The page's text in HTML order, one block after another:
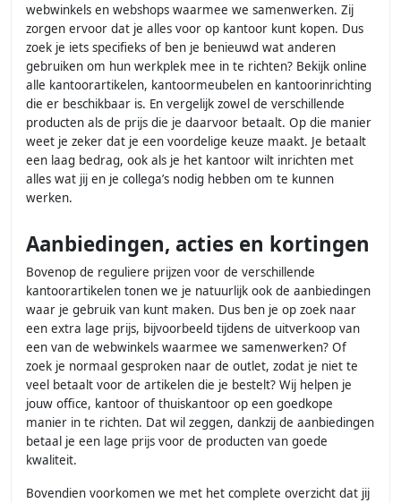
webwinkels en webshops waarmee we samenwerken. Zij
zorgen ervoor dat je alles voor op kantoor kunt kopen. Dus
zoek je iets specifieks of ben je benieuwd wat anderen
gebruiken om hun werkplek mee in te richten? Bekijk online
alle kantoorartikelen, kantoormeubelen en kantoorinrichting
die er beschikbaar is. En vergelijk zowel de verschillende
producten als de prijs die je daarvoor betaalt. Op die manier
weet je zeker dat je een voordelige keuze maakt. Je betaalt
een laag bedrag, ook als je het kantoor wilt inrichten met
alles wat jij en je collega’s nodig hebben om te kunnen
werken.
Aanbiedingen, acties en kortingen
Bovenop de reguliere prijzen voor de verschillende
kantoorartikelen tonen we je natuurlijk ook de aanbiedingen
waar je gebruik van kunt maken. Dus ben je op zoek naar
een extra lage prijs, bijvoorbeeld tijdens de uitverkoop van
een van de webwinkels waarmee we samenwerken? Of
zoek je normaal gesproken naar de outlet, zodat je niet te
veel betaalt voor de artikelen die je bestelt? Wij helpen je
jouw office, kantoor of thuiskantoor op een goedkope
manier in te richten. Dat wil zeggen, dankzij de aanbiedingen
betaal je een lage prijs voor de producten van goede
kwaliteit.
Bovendien voorkomen we met het complete overzicht dat jij